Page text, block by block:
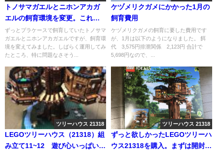
トノサマガエルとニホンアカガ
エルの飼育環境を変更。これで
泳げるようになったぞ！
ずっとプラケースで飼育していたトノサマ
ガエルとニホンアカガエルですが、飼育環
境を変えてみました。しばらく運用してみ
たところ、特に問題なさそう...
ケヅメリクガメにかかった1月の
飼育費用
ケヅメリクガメの飼育に要した費用です
が、1月は以下のようになりました。 餌
代 3,575円排泄関係 2,123円 合計で
5,698円なので、...
ツリーハウス 21318
LEGOツリーハウス（21318）組
み立て11~12 遊び心いっぱいの
ツリーハウス 21318
ずっと欲しかったLEGOツリーハ
ウス21318を購入。まずは開封し